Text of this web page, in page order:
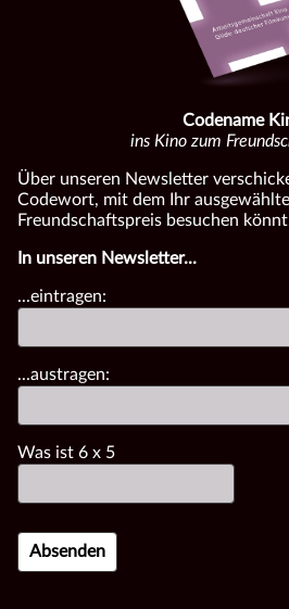
Codename
ins Kino zum
Über unseren Newsletter
Codewort, mit dem Ihr
Freundschaftspreis besuchen
In unseren Newsletter...
...eintragen:
...austragen:
Was ist 6 x 5